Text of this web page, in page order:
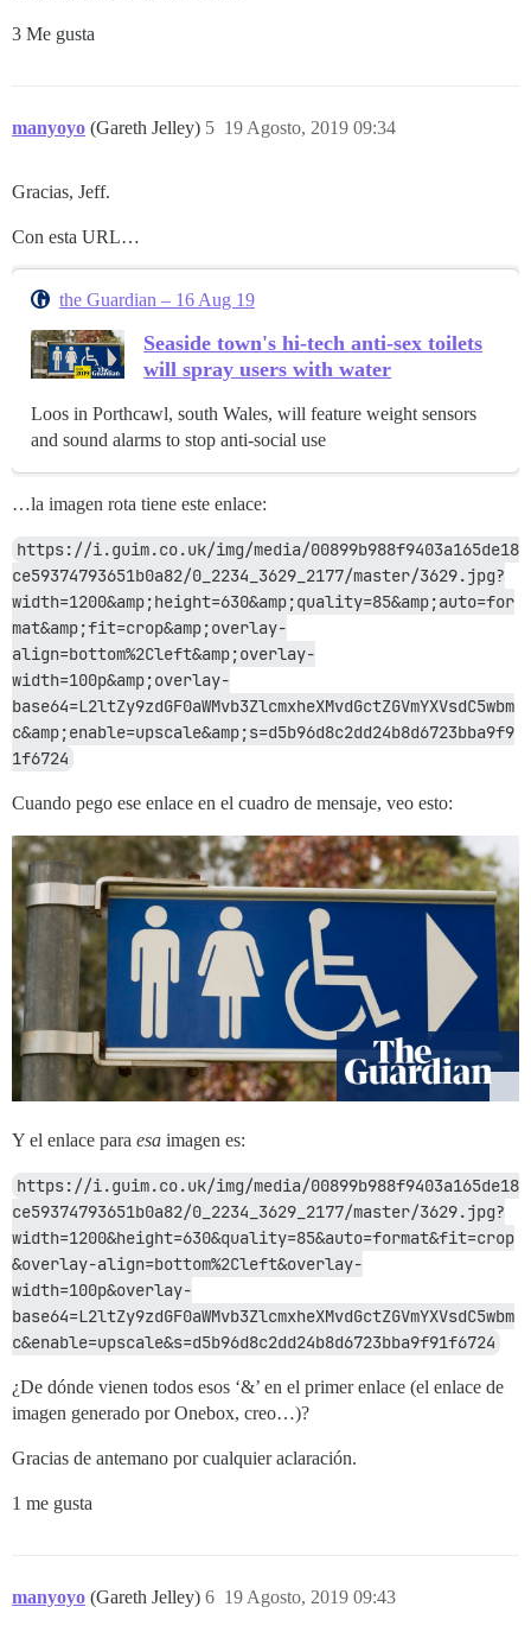
3 Me gusta
manyoyo (Gareth Jelley) 19 Agosto, 2019 09:34
5
Gracias, Jeff.
Con esta URL…
the Guardian – 16 Aug 19
Seaside town's hi-tech anti-sex toilets
will spray users with water
Loos in Porthcawl, south Wales, will feature weight sensors
and sound alarms to stop anti-social use
…la imagen rota tiene este enlace:
https://i.guim.co.uk/img/media/00899b988f9403a165de18
ce59374793651b0a82/0_2234_3629_2177/master/3629.jpg?
width=1200&amp;height=630&amp;quality=85&amp;auto=for
mat&amp;fit=crop&amp;overlay-
align=bottom%2Cleft&amp;overlay-
width=100p&amp;overlay-
base64=L2ltZy9zdGF0aWMvb3ZlcmxheXMvdGctZGVmYXVsdC5wbm
c&amp;enable=upscale&amp;s=d5b96d8c2dd24b8d6723bba9f9
1f6724
Cuando pego ese enlace en el cuadro de mensaje, veo esto:
Y el enlace para esa imagen es:
https://i.guim.co.uk/img/media/00899b988f9403a165de18
ce59374793651b0a82/0_2234_3629_2177/master/3629.jpg?
width=1200&height=630&quality=85&auto=format&fit=crop
&overlay-align=bottom%2Cleft&overlay-
width=100p&overlay-
base64=L2ltZy9zdGF0aWMvb3ZlcmxheXMvdGctZGVmYXVsdC5wbm
c&enable=upscale&s=d5b96d8c2dd24b8d6723bba9f91f6724
¿De dónde vienen todos esos ‘&’ en el primer enlace (el enlace de
imagen generado por Onebox, creo…)?
Gracias de antemano por cualquier aclaración.
1 me gusta
manyoyo (Gareth Jelley) 19 Agosto, 2019 09:43
6